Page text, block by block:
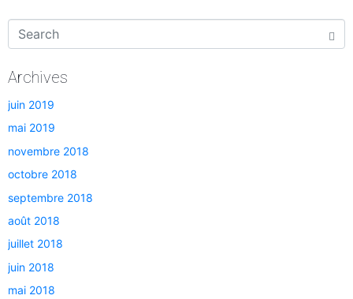
Archives
juin 2019
mai 2019
novembre 2018
octobre 2018
septembre 2018
août 2018
juillet 2018
juin 2018
mai 2018